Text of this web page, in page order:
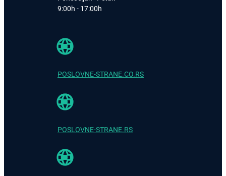
9:00h - 17:00h
POSLOVNE-STRANE.CO.RS
POSLOVNE-STRANE.RS